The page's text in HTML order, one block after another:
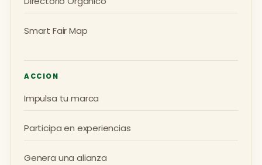
Smart Fair Map
ACCION
Impulsa tu marca
Participa en experiencias
Genera una alianza